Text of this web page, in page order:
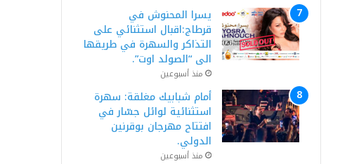
يسرا المحنوش في
قرطاج:اقبال استثنائي على
التذاكر والسهرة في طريقها
الى “الصولد اوت”.
منذ أسبوعين
أمام شبابيك مغلقة: سهرة
استثنائية لوائل جسّار في
افتتاح مهرجان بوقرنين
الدولي.
منذ أسبوعين